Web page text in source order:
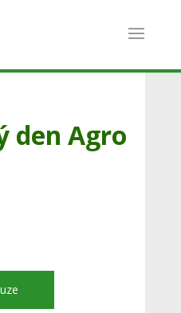
den Agro